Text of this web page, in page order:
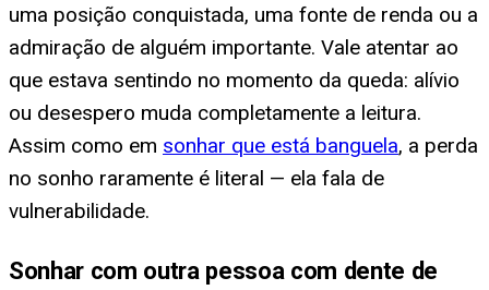
uma posição conquistada, uma fonte de renda ou a
admiração de alguém importante. Vale atentar ao
que estava sentindo no momento da queda: alívio
ou desespero muda completamente a leitura.
Assim como em sonhar que está banguela, a perda
no sonho raramente é literal — ela fala de
vulnerabilidade.
Sonhar com outra pessoa com dente de